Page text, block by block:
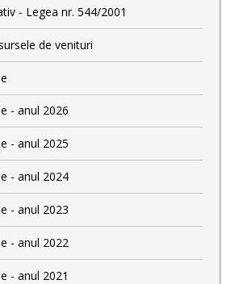
- Legea nr. 544/2001
de venituri
- anul 2026
- anul 2025
- anul 2024
- anul 2023
- anul 2022
- anul 2021